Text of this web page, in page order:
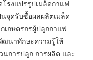
โรงแปรรูปเมล็ดกาแฟ
นจุดรับซื้อผลผลิตเมล็ด
เกษตรกรผู้ปลูกกาแฟ
ฒนาทักษะความรู้ให้
นการปลูก การผลิต และ